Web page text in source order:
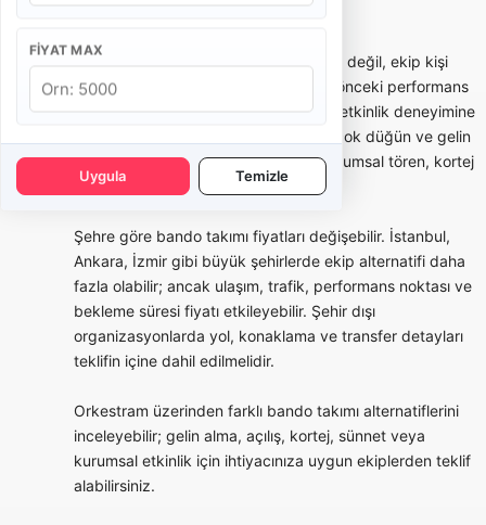
FIYAT MAX
Uygula Temizle
Bando takımı seçerken yalnızca fiyata değil, ekip kişi
sayısına, repertuar örneklerine, daha önceki performans
videolarına, kostüm seçeneklerine ve etkinlik deneyimine
bakmak gerekir. Bazı bandolar daha çok düğün ve gelin
alma odaklı çalışırken, bazı ekipler kurumsal tören, kortej
ve festival tecrübesiyle öne çıkar.
Şehre göre bando takımı fiyatları değişebilir. İstanbul,
Ankara, İzmir gibi büyük şehirlerde ekip alternatifi daha
fazla olabilir; ancak ulaşım, trafik, performans noktası ve
bekleme süresi fiyatı etkileyebilir. Şehir dışı
organizasyonlarda yol, konaklama ve transfer detayları
teklifin içine dahil edilmelidir.
Orkestram üzerinden farklı bando takımı alternatiflerini
inceleyebilir; gelin alma, açılış, kortej, sünnet veya
kurumsal etkinlik için ihtiyacınıza uygun ekiplerden teklif
alabilirsiniz.